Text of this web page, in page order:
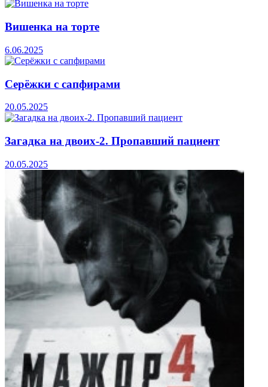
Вишенка на торте
6.06.2025
Серёжки с сапфирами
20.05.2025
Загадка на двоих-2. Пропавший пациент
20.05.2025